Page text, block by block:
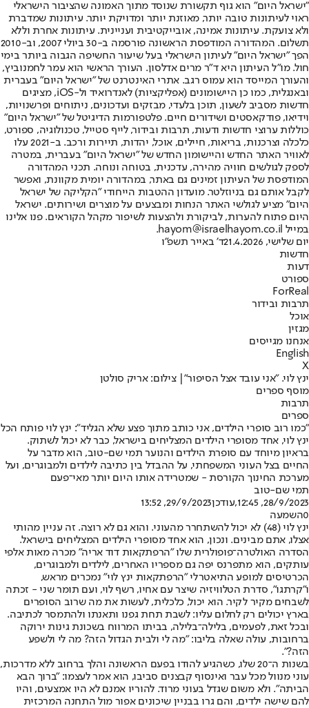
"ישראל היום" הוא גוף תקשורת שנוסד מתוך האמונה שהציבור הישראלי
ראוי לעיתונות טובה יותר, מאוזנת יותר ומדויקת יותר. עיתונות שמדברת
ולא צועקת. עיתונות אמינה, אובייקטיבית ועניינית. עיתונות אחרת וללא
תשלום. המהדורה המודפסת הראשונה פורסמה ב-30 ביולי 2007, וב-2010
הפך "ישראל היום" לעיתון הישראלי בעל שיעור החשיפה הגבוה ביותר בימי
חול. מו"ל העיתון היא ד"ר מרים אדלסון. העורך הראשי הוא עמר לחמנוביץ,
והעורך המייסד הוא עמוס רגב. אתרי האינטרנט של "ישראל היום" בעברית
ובאנגלית, כמו כן היישומונים (אפליקציות) לאנדרואיד ול-iOS, מציגים
חדשות מסביב לשעון, תוכן בלעדי, מבזקים ועדכונים, ניתוחים ופרשנויות,
וידיאו, פודקאסטים ושידורים חיים. פלטפורמות הדיגיטל של "ישראל היום"
כוללות ערוצי חדשות ודעות, תרבות ובידור, לייף סטייל, טכנולוגיה, ספורט,
כלכלה וצרכנות, בריאות, חיילים, אוכל, יהדות, תיירות ורכב. ב-2021 עלו
לאוויר האתר החדש והיישומון החדש של "ישראל היום" בעברית, במטרה
לספק לגולשים חוויה מהירה, עדכנית, בטוחה ונוחה. תכני המהדורה
המודפסת של העיתון זמינים גם באתר, במהדורה יומית מקוונת, ואפשר
לקבל אותם גם בניוזלטר. מועדון ההטבות הייחודי "הקליקה של ישראל
היום" מציע לגולשי האתר הנחות ומבצעים על מוצרים ושירותים. ישראל
היום פתוח להערות, לביקורת ולהצעות לשיפור מקהל הקוראים. פנו אלינו
במייל hayom@israelhayom.co.il.
יום שלישי, 21.4.2026
ד' באייר תשפ"ו
חדשות
דעות
ספורט
ForReal
תרבות ובידור
אוכל
מגזין
אנחנו מגייסים
English
X
ינץ לוי. "אני עובד אצל הסיפור"| צילום: אריק סולטן
מוסף ספרים
תרבות
ספרים
"כמו רוב סופרי הילדים, אני כותב מתוך פצע שלא הגליד": ינץ לוי פותח הכל
ינץ לוי, אחד מסופרי הילדים המצליחים בישראל, כבר לא יכול לשתוק.
בראיון מיוחד עם סופרת הילדים והנוער תמי שם-טוב, הוא מדבר על
החיים בצל העוני המשפחתי, על ההבדל בין כתיבה לילדים ולמבוגרים, ועל
מערכת החינוך הקורסת - שמטרידה אותו היום יותר מאי־פעם
תמי שם-טוב
28/9/2023, 12:45
,עודכן29/9/2023, 13:52
0השמעה
ינץ לוי (48) לא יכול להשתחרר מהעוני. והוא גם לא רוצה. זה עניין מהותי
אצלו, אתם מבינים. ונכון, הוא אחד מסופרי הילדים המצליחים בישראל.
הסדרה האולטרה־פופולרית שלו "הרפתקאות דוד אריה" מכרה מאות אלפי
עותקים, הוא מתפרנס יפה גם מספריו האחרים, לילדים ולמבוגרים,
הכרטיסים למופע התיאטרלי "הרפתקאות ינץ לוי" נמכרים מראש,
ו"קרתגו", סדרת הטלוויזיה שיצר עם אחיו, רשף לוי, ועם תומר שני - זכתה
לשבחים מקיר לקיר. הוא יכול, כלכלית, לעשות את מה שרוב הסופרים
בארץ יכולים רק לחלום עליו: לשבת תחת גפנו ותאנתו ולהתמסר לכתיבה.
ובכל זאת, לפעמים, בלילה־בלילה, בביתו המרווח בשכונת גינות ירוקה
ברחובות, עולה שאלה בליבו: "מה לי ולבית הגדול הזה? מה לי ולשפע
הזה?".
בשנות ה־20 שלו, כשהגיע להודו בפעם הראשונה והלך ברחוב ללא מדרכות,
עוני מנוול מכל עבר ואינסוף קבצנים סביבו, הוא אמר לעצמו: "ברוך הבא
הביתה". ולא משום שגדל בעוני מרוד. להוריו אמנם לא היו אמצעים, והיו
להם שישה ילדים, והם גרו בבניין שיכונים אפור מול התחנה המרכזית